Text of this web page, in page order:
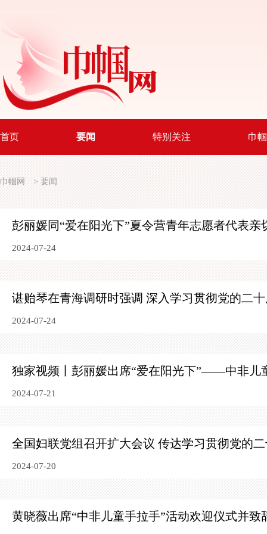
首页 要闻 特别关注 巾
巾帼网 >要闻
彭丽媛同“爱在阳光下”夏令营青年志愿者代表亲
2024-07-24
谌贻琴在青海调研时强调 深入学习贯彻党的二
2024-07-24
独家视频丨彭丽媛出席“爱在阳光下”——中非儿
2024-07-21
全国妇联党组召开扩大会议 传达学习贯彻党的
2024-07-20
黄晓薇出席“中非儿童手拉手”活动欢迎仪式并致